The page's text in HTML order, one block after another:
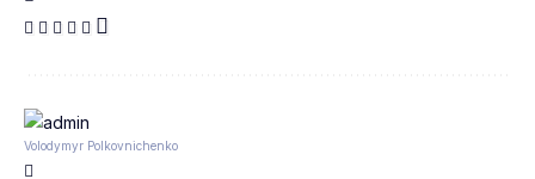
Volodymyr Polkovnichenko